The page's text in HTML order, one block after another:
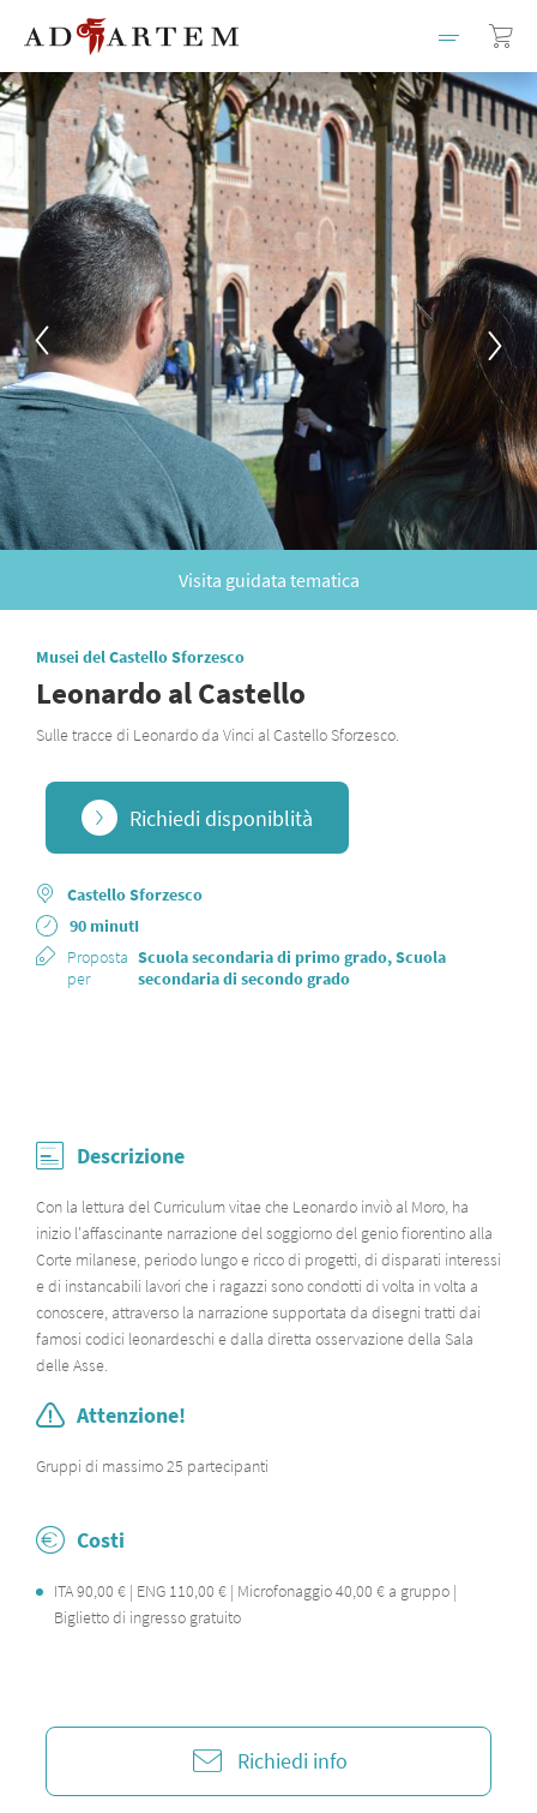
Visita guidata tematica
Musei del Castello Sforzesco
Leonardo al Castello
Sulle tracce di Leonardo da Vinci al Castello Sforzesco.
Richiedi disponiblità
Castello Sforzesco
90 minutI
Proposta
per
Scuola secondaria di primo grado, Scuola
secondaria di secondo grado
Descrizione
Con la lettura del Curriculum vitae che Leonardo inviò al Moro, ha
inizio l'affascinante narrazione del soggiorno del genio fiorentino alla
Corte milanese, periodo lungo e ricco di progetti, di disparati interessi
e di instancabili lavori che i ragazzi sono condotti di volta in volta a
conoscere, attraverso la narrazione supportata da disegni tratti dai
famosi codici leonardeschi e dalla diretta osservazione della Sala
delle Asse.
Attenzione!
Gruppi di massimo 25 partecipanti
Costi
ITA 90,00 € | ENG 110,00 € | Microfonaggio 40,00 € a gruppo |
Biglietto di ingresso gratuito
Richiedi info